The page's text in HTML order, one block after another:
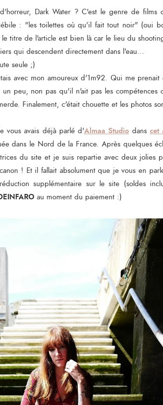
Dark Water ? C'est le genre de films
: "les toilettes où qu'il fait tout noir" (oui
titre de l'article est bien là car le lieu du
qui descendent directement dans l'eau...
seule ;)
avec mon amoureux d'1m92. Qui me
peu, non pas qu'il n'ait pas les compétences
Finalement, c'était chouette et les photos
vous avais déjà parlé d'Almaa Studio dans cet
dans le Nord de la France. Après quelques
du site et je suis repartie avec deux jolies
! Et il fallait absolument que je vous en
supplémentaire sur le site (soldes
au moment du paiement :)